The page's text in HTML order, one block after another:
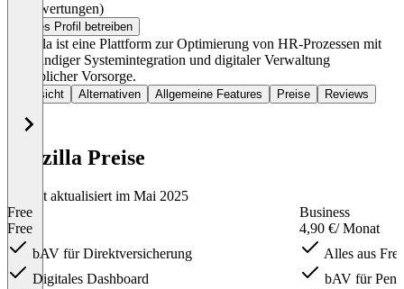
(0 Bewertungen)
Dieses Profil betreiben
Penzilla ist eine Plattform zur Optimierung von HR-Prozessen mit
vollständiger Systemintegration und digitaler Verwaltung
betrieblicher Vorsorge.
Übersicht Alternativen Allgemeine Features Preise Reviews
Penzilla Preise
Zuletzt aktualisiert im Mai 2025
Free
Free
bAV für Direktversicherung
Digitales Dashboard
Business
4,90 €/ Monat
Alles aus Free
bAV für